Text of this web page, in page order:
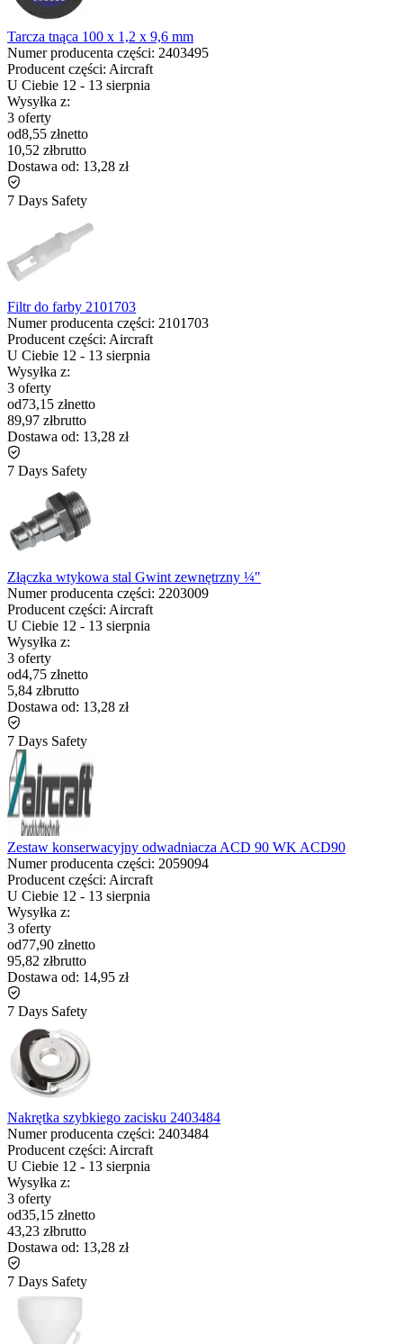
Tarcza tnąca 100 x 1,2 x 9,6 mm
Numer producenta części: 2403495
Producent części: Aircraft
U Ciebie 12 - 13 sierpnia
Wysyłka z:
3 oferty
od8,55 złnetto
10,52 złbrutto
Dostawa od: 13,28 zł
7 Days Safety
Filtr do farby 2101703
Numer producenta części: 2101703
Producent części: Aircraft
U Ciebie 12 - 13 sierpnia
Wysyłka z:
3 oferty
od73,15 złnetto
89,97 złbrutto
Dostawa od: 13,28 zł
7 Days Safety
Złączka wtykowa stal Gwint zewnętrzny ¼"
Numer producenta części: 2203009
Producent części: Aircraft
U Ciebie 12 - 13 sierpnia
Wysyłka z:
3 oferty
od4,75 złnetto
5,84 złbrutto
Dostawa od: 13,28 zł
7 Days Safety
Zestaw konserwacyjny odwadniacza ACD 90 WK ACD90
Numer producenta części: 2059094
Producent części: Aircraft
U Ciebie 12 - 13 sierpnia
Wysyłka z:
3 oferty
od77,90 złnetto
95,82 złbrutto
Dostawa od: 14,95 zł
7 Days Safety
Nakrętka szybkiego zacisku 2403484
Numer producenta części: 2403484
Producent części: Aircraft
U Ciebie 12 - 13 sierpnia
Wysyłka z:
3 oferty
od35,15 złnetto
43,23 złbrutto
Dostawa od: 13,28 zł
7 Days Safety